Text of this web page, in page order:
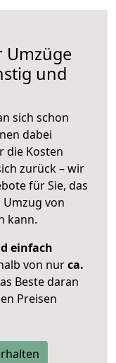
Umzüge
und
sich schon
dabei
die Kosten
zurück – wir
für Sie, das
von
kann.
einfach
von nurca.
Beste daran
Preisen